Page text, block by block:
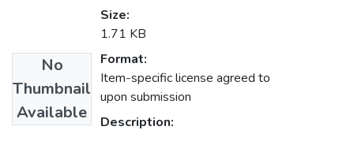
No
Thumbnail
Available
Size:
1.71 KB
Format:
Item-specific license agreed to
upon submission
Description: